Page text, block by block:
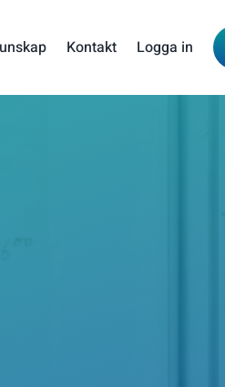
Kontakt Logga in